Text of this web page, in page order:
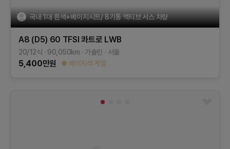
국내 1대 흰색+베이지시트/ 8기통 액티브 서스 차량
A8 (D5) 60 TFSI 콰트로 LWB
20/12식 90,050km 가솔린 서울
5,400만원 베이지색 계열